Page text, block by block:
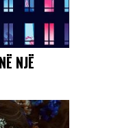
NJË